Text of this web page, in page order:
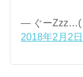
— ぐーZzz…(
2018年2月2日